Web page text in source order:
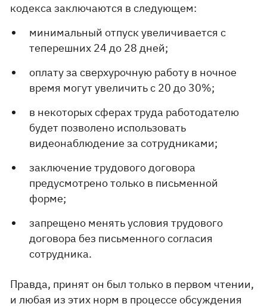
кодекса заключаются в следующем:
минимальный отпуск увеличивается с
теперешних 24 до 28 дней;
оплату за сверхурочную работу в ночное
время могут увеличить с 20 до 30%;
в некоторых сферах труда работодателю
будет позволено использовать
видеонаблюдение за сотрудниками;
заключение трудового договора
предусмотрено только в письменной
форме;
запрещено менять условия трудового
договора без письменного согласия
сотрудника.
Правда, принят он был только в первом чтении,
и любая из этих норм в процессе обсуждения